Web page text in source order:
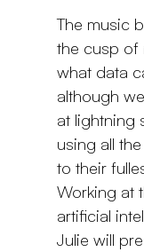
The music
the cusp of
what data
although
at lightning
using all
to their
Working at
artificial
Julie will